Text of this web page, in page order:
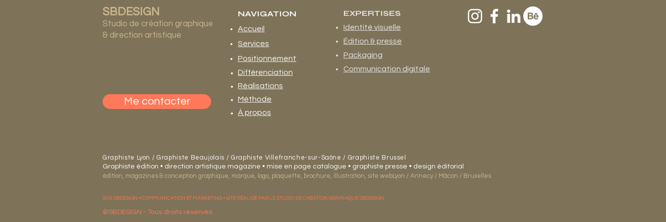
SBDESIGN
Studio de création graphique
& direction artistique
Me contacter
NAVIGATION
Accueil
Services
Positionnement
Différenciation
Réalisations
Méthode
À propos
EXPERTISES
Identité visuelle
Édition & presse
Packaging
Communication digitale
Graphiste Lyon / Graphiste Beaujolais / Graphiste Villefranche-sur-Saône / Graphiste Brussel
Graphiste édition • direction artistique magazine • mise en page catalogue • graphiste presse • design éditorial
édition, magazines & conception graphique, marque, logo, plaquette, brochure, illustration, site webLyon / Annecy / Mâcon / Bruxelles
SAS SBDESIGN • COMMUNICATION ET MARKETING • SITE RÉALISÉ PAR LE STUDIO DE CRÉATION GRAPHIQUE SBDESIGN
©SBDESIGN - Tous droits réservés